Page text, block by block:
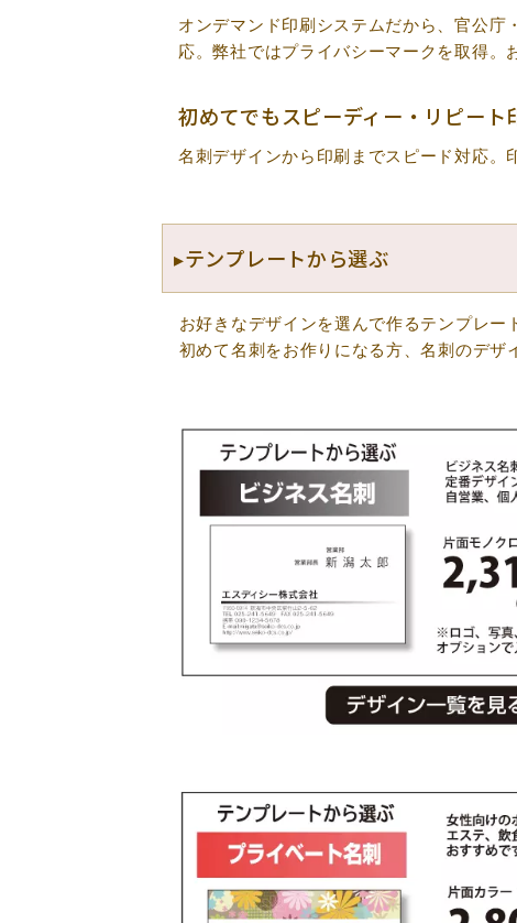
オンデマンド印刷システムだから、官公
応。弊社ではプライバシーマークを取得。
初めてでもスピーディー・リピート
名刺デザインから印刷までスピード対応
▸テンプレートから選ぶ
お好きなデザインを選んで作るテンプレー
初めて名刺をお作りになる方、名刺のデザ